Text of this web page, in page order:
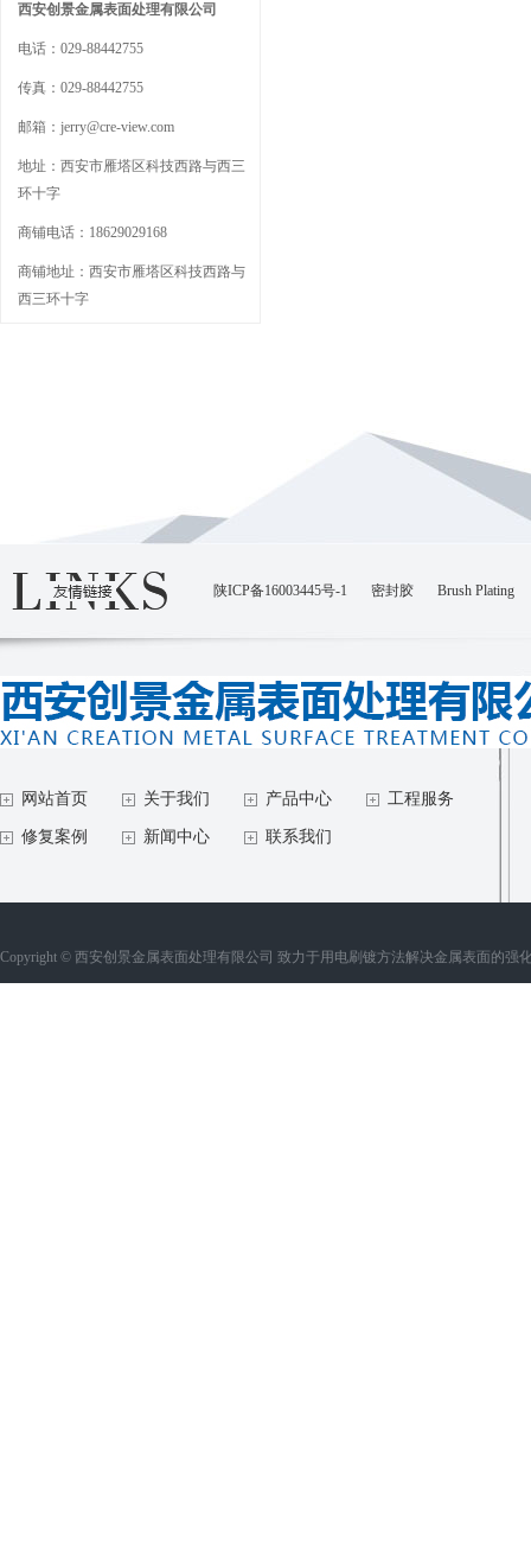
西安创景金属表面处理有限公司
电话：029-88442755
传真：029-88442755
邮箱：jerry@cre-view.com
地址：西安市雁塔区科技西路与西三
环十字
商铺电话：18629029168
商铺地址：西安市雁塔区科技西路与
西三环十字
陕ICP备16003445号-1 密封胶 Brush Plating
网站首页 关于我们 产品中心 工程服务
修复案例 新闻中心 联系我们
Copyright © 西安创景金属表面处理有限公司 致力于用电刷镀方法解决金属表面的